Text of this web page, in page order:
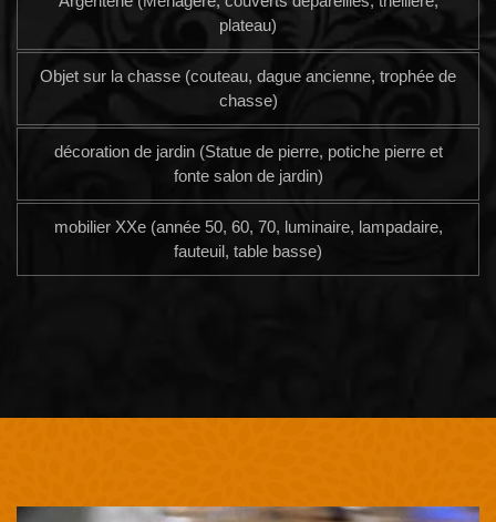
plateau)
Objet sur la chasse (couteau, dague ancienne, trophée de
chasse)
décoration de jardin (Statue de pierre, potiche pierre et
fonte salon de jardin)
mobilier XXe (année 50, 60, 70, luminaire, lampadaire,
fauteuil, table basse)